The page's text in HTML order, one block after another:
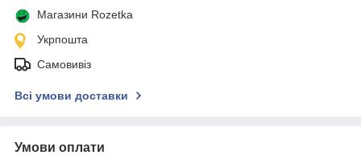
Магазини Rozetka
Укрпошта
Самовивіз
Всі умови доставки
Умови оплати